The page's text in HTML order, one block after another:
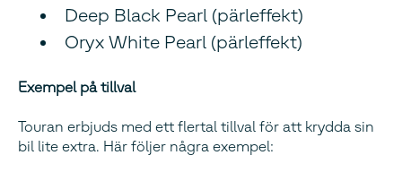
Deep Black Pearl (pärleffekt)
Oryx White Pearl (pärleffekt)
Exempel på tillval
Touran erbjuds med ett flertal tillval för att krydda sin
bil lite extra. Här följer några exempel: